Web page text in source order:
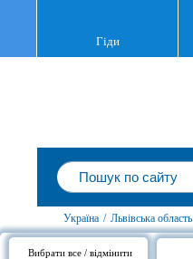
Гіди
Україна / Львівська область
Вибрати все / відмінити